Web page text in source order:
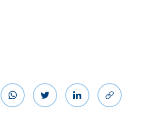
Jaa WhatsAppissa
Jaa Twitterissä
Jaa Kopioi